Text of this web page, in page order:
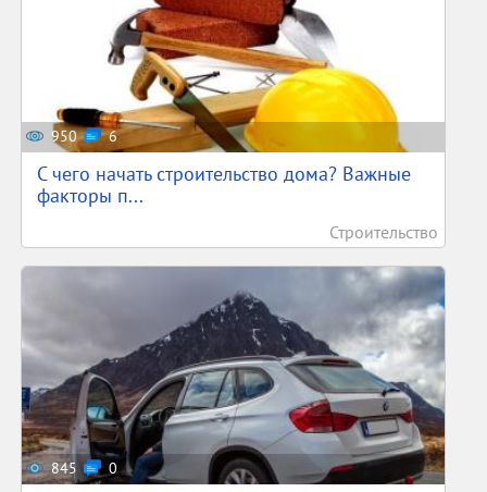
950 6
С чего начать строительство дома? Важные
факторы п...
Строительство
845 0